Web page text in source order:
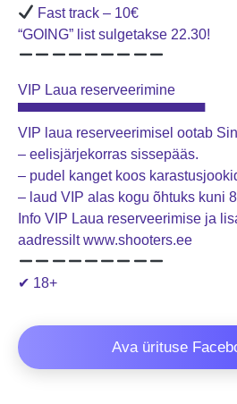
Fast track – 10€
“GOING” list sulgetakse 22.30!
VIP Laua reserveerimine
▀▀▀▀▀▀▀▀▀▀▀▀▀▀▀▀▀▀▀
VIP laua reserveerimisel ootab
– eelisjärjekorras sissepääs.
– pudel kanget koos
– laud VIP alas kogu õhtuks kuni
Info VIP Laua reserveerimise ja
aadressilt www.shooters.ee
✔ 18+
Ava ürituse